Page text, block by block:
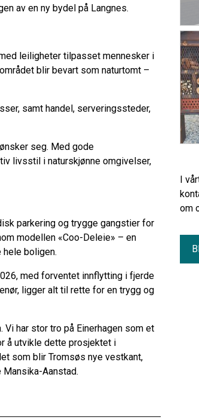
av en ny bydel på Langnes.
leiligheter tilpasset mennesker i
blir bevart som naturtomt –
samt handel, serveringssteder,
seg. Med gode
livsstil i naturskjønne omgivelser,
parkering og trygge gangstier for
modellen «Coo-Deleie» – en
boligen.
med forventet innflytting i fjerde
ligger alt til rette for en trygg og
har stor tro på Einerhagen som et
å utvikle dette prosjektet i
som blir Tromsøs nye vestkant,
Aanstad.
I
om